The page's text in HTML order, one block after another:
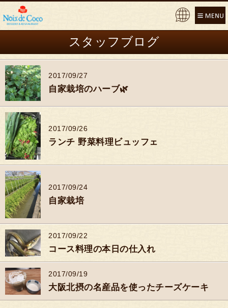
スタッフブログ
2017/09/27
自家栽培のハーブ🌿
2017/09/26
ランチ 野菜料理ビュッフェ
2017/09/24
自家栽培
2017/09/22
コース料理の本日の仕入れ
2017/09/19
大阪北摂の名産品を使ったチーズケーキ